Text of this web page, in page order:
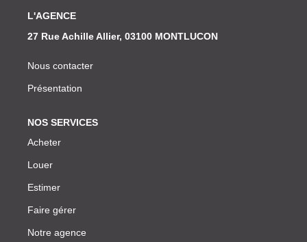
L'AGENCE
27 Rue Achille Allier, 03100 MONTLUCON
Nous contacter
Présentation
NOS SERVICES
Acheter
Louer
Estimer
Faire gérer
Notre agence